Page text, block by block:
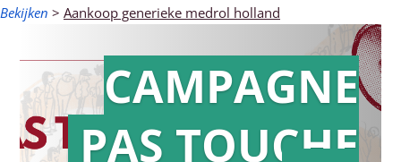
Bekijken > Aankoop generieke medrol holland
Action en
CAMPAGNE
PAS TOUCHE